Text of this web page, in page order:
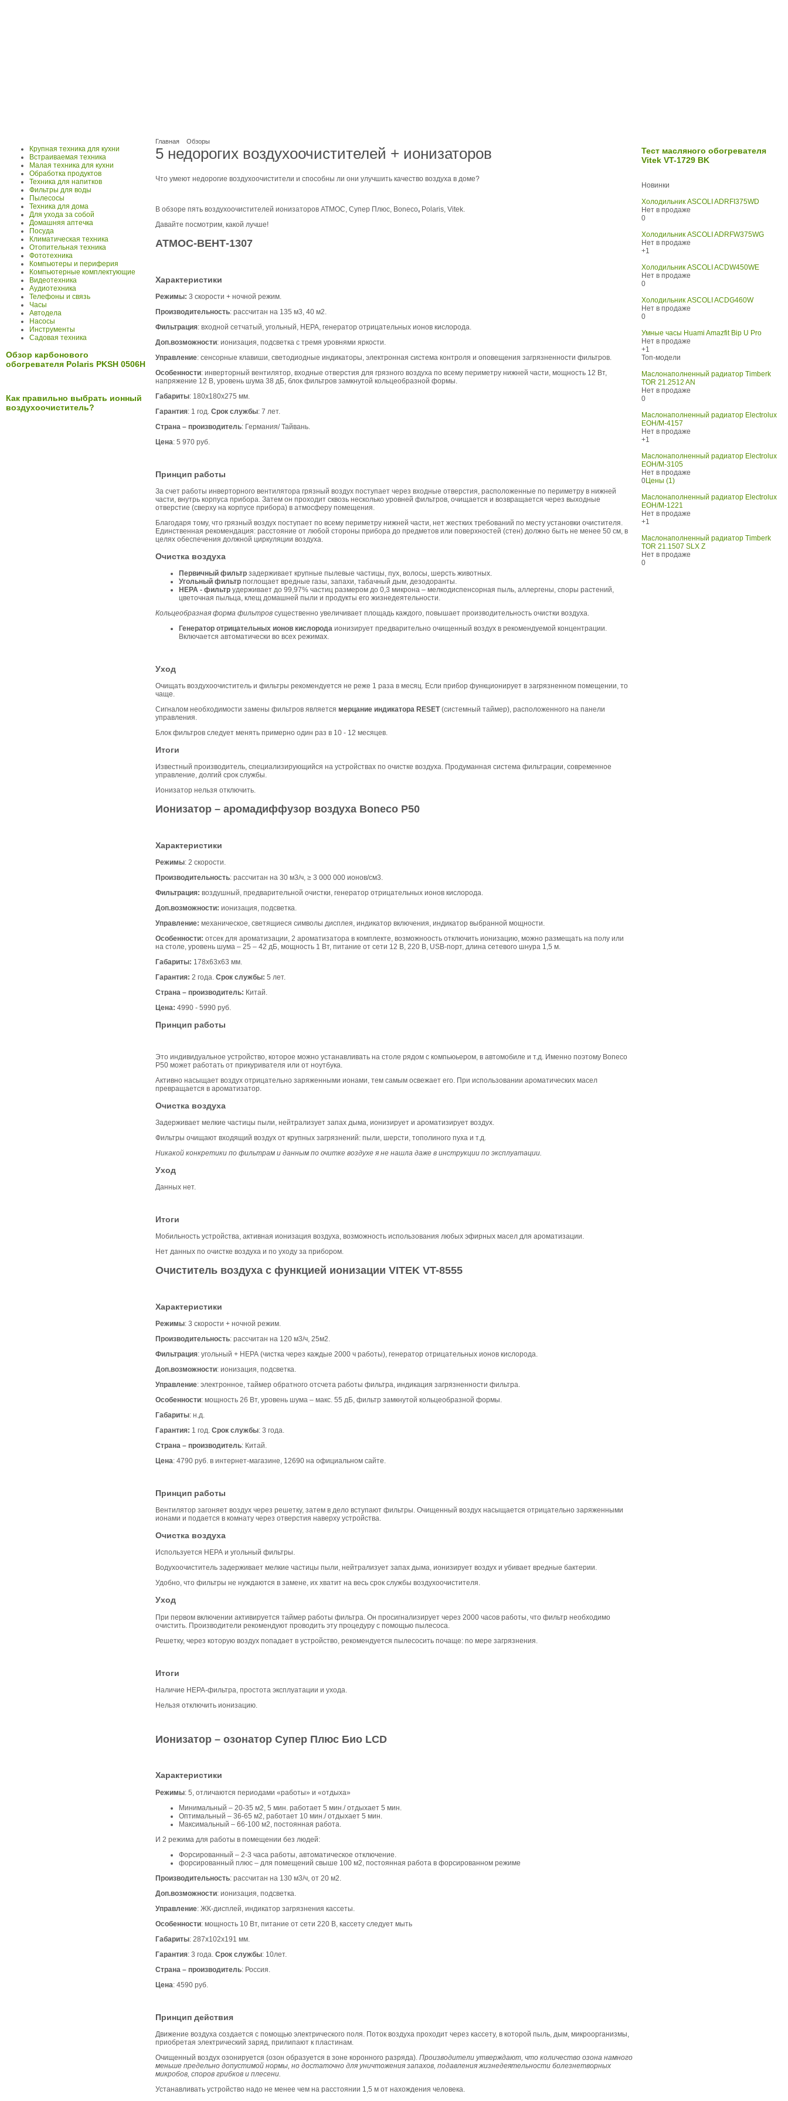
Главная Обзоры
5 недорогих воздухоочистителей + ионизаторов
Что умеют недорогие воздухоочистители и способны ли они улучшить качество воздуха в доме?
В обзоре пять воздухоочистителей ионизаторов АТМОС, Супер Плюс, Boneco, Polaris, Vitek.
Давайте посмотрим, какой лучше!
АТМОС-ВЕНТ-1307
Характеристики
Режимы: 3 скорости + ночной режим.
Производительность: рассчитан на 135 м3, 40 м2.
Фильтрация: входной сетчатый, угольный, НЕРА, генератор отрицательных ионов кислорода.
Доп.возможности: ионизация, подсветка с тремя уровнями яркости.
Управление: сенсорные клавиши, светодиодные индикаторы, электронная система контроля и оповещения загрязненности фильтров.
Особенности: инверторный вентилятор, входные отверстия для грязного воздуха по всему периметру нижней части, мощность 12 Вт,
напряжение 12 В, уровень шума 38 дБ, блок фильтров замкнутой кольцеобразной формы.
Габариты: 180х180х275 мм.
Гарантия: 1 год. Срок службы: 7 лет.
Страна – производитель: Германия/ Тайвань.
Цена: 5 970 руб.
Принцип работы
За счет работы инверторного вентилятора грязный воздух поступает через входные отверстия, расположенные по периметру в нижней
части, внутрь корпуса прибора. Затем он проходит сквозь несколько уровней фильтров, очищается и возвращается через выходные
отверстие (сверху на корпусе прибора) в атмосферу помещения.
Благодаря тому, что грязный воздух поступает по всему периметру нижней части, нет жестких требований по месту установки очистителя.
Единственная рекомендация: расстояние от любой стороны прибора до предметов или поверхностей (стен) должно быть не менее 50 см, в
целях обеспечения должной циркуляции воздуха.
Очистка воздуха
Первичный фильтр задерживает крупные пылевые частицы, пух, волосы, шерсть животных.
Угольный фильтр поглощает вредные газы, запахи, табачный дым, дезодоранты.
НЕРА - фильтр удерживает до 99,97% частиц размером до 0,3 микрона – мелкодиспенсорная пыль, аллергены, споры растений,
цветочная пыльца, клещ домашней пыли и продукты его жизнедеятельности.
Кольцеобразная форма фильтров существенно увеличивает площадь каждого, повышает производительность очистки воздуха.
Генератор отрицательных ионов кислорода ионизирует предварительно очищенный воздух в рекомендуемой концентрации.
Включается автоматически во всех режимах.
Уход
Очищать воздухоочиститель и фильтры рекомендуется не реже 1 раза в месяц. Если прибор функционирует в загрязненном помещении, то
чаще.
Сигналом необходимости замены фильтров является мерцание индикатора RESET(системный таймер), расположенного на панели
управления.
Блок фильтров следует менять примерно один раз в 10 - 12 месяцев.
Итоги
Известный производитель, специализирующийся на устройствах по очистке воздуха. Продуманная система фильтрации, современное
управление, долгий срок службы.
Ионизатор нельзя отключить.
Ионизатор – аромадиффузор воздуха Boneco Р50
Характеристики
Режимы: 2 скорости.
Производительность: рассчитан на 30 м3/ч, ≥ 3 000 000 ионов/см3.
Фильтрация: воздушный, предварительной очистки, генератор отрицательных ионов кислорода.
Доп.возможности: ионизация, подсветка.
Управление: механическое, светящиеся символы дисплея, индикатор включения, индикатор выбранной мощности.
Особенности: отсек для ароматизации, 2 ароматизатора в комплекте, возможноость отключить ионизацию, можно размещать на полу или
на столе, уровень шума – 25 – 42 дБ, мощность 1 Вт, питание от сети 12 В, 220 В, USB-порт, длина сетевого шнура 1,5 м.
Габариты: 178х63х63 мм.
Гарантия: 2 года. Срок службы: 5 лет.
Страна – производитель: Китай.
Цена: 4990 - 5990 руб.
Принцип работы
Это индивидуальное устройство, которое можно устанавливать на столе рядом с компьюьером, в автомобиле и т.д. Именно поэтому Boneco
Р50 может работать от прикуривателя или от ноутбука.
Активно насыщает воздух отрицательно заряженными ионами, тем самым освежает его. При использовании ароматических масел
превращается в ароматизатор.
Очистка воздуха
Задерживает мелкие частицы пыли, нейтрализует запах дыма, ионизирует и ароматизирует воздух.
Фильтры очищают входящий воздух от крупных загрязнений: пыли, шерсти, тополиного пуха и т.д.
Никакой конкретики по фильтрам и данным по очитке воздухе я не нашла даже в инструкции по эксплуатации.
Уход
Данных нет.
Итоги
Мобильность устройства, активная ионизация воздуха, возможность использования любых эфирных масел для ароматизации.
Нет данных по очистке воздуха и по уходу за прибором.
Очиститель воздуха с функцией ионизации VITEK VT-8555
Характеристики
Режимы: 3 скорости + ночной режим.
Производительность: рассчитан на 120 м3/ч, 25м2.
Фильтрация: угольный + НЕРА (чистка через каждые 2000 ч работы), генератор отрицательных ионов кислорода.
Доп.возможности: ионизация, подсветка.
Управление: электронное, таймер обратного отсчета работы фильтра, индикация загрязненности фильтра.
Особенности: мощность 26 Вт, уровень шума – макс. 55 дБ, фильтр замкнутой кольцеобразной формы.
Габариты: н.д.
Гарантия: 1 год. Срок службы: 3 года.
Страна – производитель: Китай.
Цена: 4790 руб. в интернет-магазине, 12690 на официальном сайте.
Принцип работы
Вентилятор загоняет воздух через решетку, затем в дело вступают фильтры. Очищенный воздух насыщается отрицательно заряженными
ионами и подается в комнату через отверстия наверху устройства.
Очистка воздуха
Используется НЕРА и угольный фильтры.
Водухоочиститель задерживает мелкие частицы пыли, нейтрализует запах дыма, ионизирует воздух и убивает вредные бактерии.
Удобно, что фильтры не нуждаются в замене, их хватит на весь срок службы воздухоочистителя.
Уход
При первом включении активируется таймер работы фильтра. Он просигнализирует через 2000 часов работы, что фильтр необходимо
очистить. Производители рекомендуют проводить эту процедуру с помощью пылесоса.
Решетку, через которую воздух попадает в устройство, рекомендуется пылесосить почаще: по мере загрязнения.
Итоги
Наличие НЕРА-фильтра, простота эксплуатации и ухода.
Нельзя отключить ионизацию.
Ионизатор – озонатор Супер Плюс Био LCD
Характеристики
Режимы: 5, отличаются периодами «работы» и «отдыха»
Минимальный – 20-35 м2, 5 мин. работает 5 мин./ отдыхает 5 мин.
Оптимальный – 36-65 м2, работает 10 мин./ отдыхает 5 мин.
Максимальный – 66-100 м2, постоянная работа.
И 2 режима для работы в помещении без людей:
Форсированный – 2-3 часа работы, автоматическое отключение.
форсированный плюс – для помещений свыше 100 м2, постоянная работа в форсированном режиме
Производительность: рассчитан на 130 м3/ч, от 20 м2.
Доп.возможности: ионизация, подсветка.
Управление: ЖК-дисплей, индикатор загрязнения кассеты.
Особенности: мощность 10 Вт, питание от сети 220 В, кассету следует мыть
Габариты: 287х102х191 мм.
Гарантия: 3 года. Срок службы: 10лет.
Страна – производитель: Россия.
Цена: 4590 руб.
Принцип действия
Движение воздуха создается с помощью электрического поля. Поток воздуха проходит через кассету, в которой пыль, дым, микроорганизмы,
приобретая электрический заряд, прилипают к пластинам.
Очищенный воздух озонируется (озон образуется в зоне коронного разряда). Производители утверждают, что количество озона намного
меньше предельно допустимой нормы, но достаточно для уничтожения запахов, подавления жизнедеятельности болезнетворных
микробов, споров грибков и плесени.
Устанавливать устройство надо не менее чем на расстоянии 1,5 м от нахождения человека.
Крупная техника для кухни
Встраиваемая техника
Малая техника для кухни
Обработка продуктов
Техника для напитков
Фильтры для воды
Пылесосы
Техника для дома
Для ухода за собой
Домашняя аптечка
Посуда
Климатическая техника
Отопительная техника
Фототехника
Компьютеры и периферия
Компьютерные комплектующие
Видеотехника
Аудиотехника
Телефоны и связь
Часы
Автодела
Насосы
Инструменты
Садовая техника
Обзор карбонового
обогревателя Polaris PKSH 0506H
Как правильно выбрать ионный
воздухоочиститель?
Тест масляного обогревателя
Vitek VT-1729 BK
Новинки
Холодильник ASCOLI ADRFI375WD
Нет в продаже
0
Холодильник ASCOLI ADRFW375WG
Нет в продаже
+1
Холодильник ASCOLI ACDW450WE
Нет в продаже
0
Холодильник ASCOLI ACDG460W
Нет в продаже
0
Умные часы Huami Amazfit Bip U Pro
Нет в продаже
+1
Топ-модели
Маслонаполненный радиатор Timberk
TOR 21.2512 AN
Нет в продаже
0
Маслонаполненный радиатор Electrolux
EOH/M-4157
Нет в продаже
+1
Маслонаполненный радиатор Electrolux
EOH/M-3105
Нет в продаже
0Цены (1)
Маслонаполненный радиатор Electrolux
EOH/M-1221
Нет в продаже
+1
Маслонаполненный радиатор Timberk
TOR 21.1507 SLX Z
Нет в продаже
0